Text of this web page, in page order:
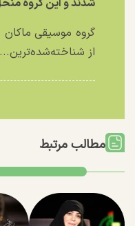
شدند و این گروه
گروه موسیقی
از شناخته‌شده‌ترین...
مطالب مرتبط